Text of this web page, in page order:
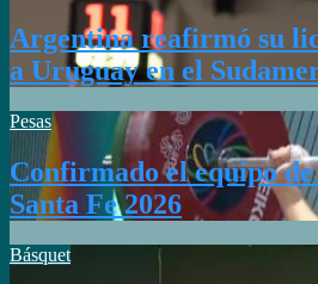
Argentina reafirmó su
a Uruguay en el
Pesas
Confirmado el equipo de
Santa Fe 2026
Básquet